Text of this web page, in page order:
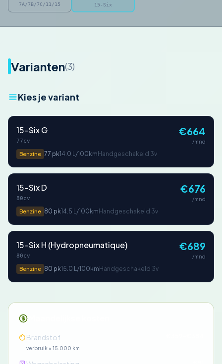
7A/7B/7C/11/15 15-Six
Varianten(3)
Kies je variant
15-Six G
77cv
Benzine 77 pk14.0 L/100km Handgeschakeld 3v
€664
/mnd
15-Six D
80cv
Benzine 80 pk14.5 L/100km Handgeschakeld 3v
€676
/mnd
15-Six H (Hydropneumatique)
80cv
Benzine 80 pk15.0 L/100km Handgeschakeld 3v
€689
/mnd
Brandstof
verbruik × 15.000 km